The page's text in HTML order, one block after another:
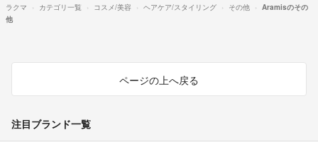
ラクマ
カテゴリ一覧 コスメ/美容 ヘアケア/スタイリング その他
Aramisのその
他
ページの上へ戻る
注目ブランド一覧